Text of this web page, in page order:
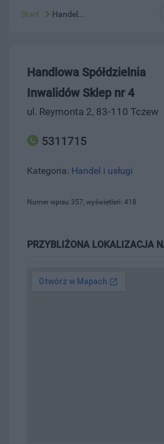
Start Handel...
Handlowa Spółdzielnia
Inwalidów Sklep nr 4
ul. Reymonta 2, 83-110 Tczew
5311715
Kategoria: Handel i usługi
Numer wpisu 357, wyświetleń: 418
PRZYBLIŻONA LOKALIZACJA